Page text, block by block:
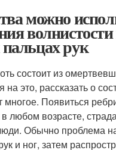
можно
рук
состоит из
на это, рассказать о
Появиться
любом возрасте,
Обычно проблема
и ног, затем